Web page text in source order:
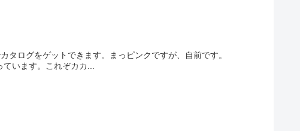
ログをゲットできます。まっピンクですが、自前です。
います。これぞカカ...